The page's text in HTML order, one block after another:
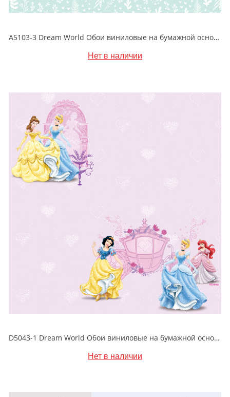
A5103-3 Dream World Обои виниловые на бумажной основе 1.06*15.6
Нет в наличии
D5043-1 Dream World Обои виниловые на бумажной основе 1.06*15.6
Нет в наличии